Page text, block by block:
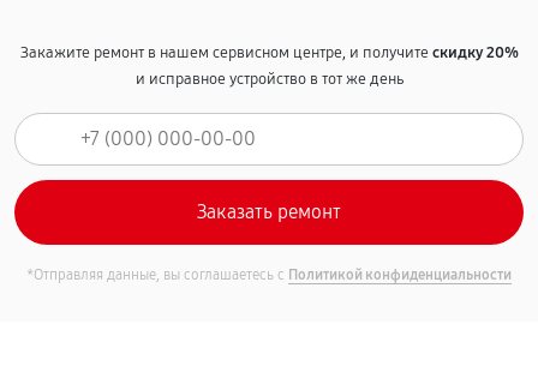
Закажите ремонт в нашем сервисном центре, и получитескидку 20%
и исправное устройство в тот же день
*Отправляя данные, вы соглашаетесь с Политикой конфиденциальности